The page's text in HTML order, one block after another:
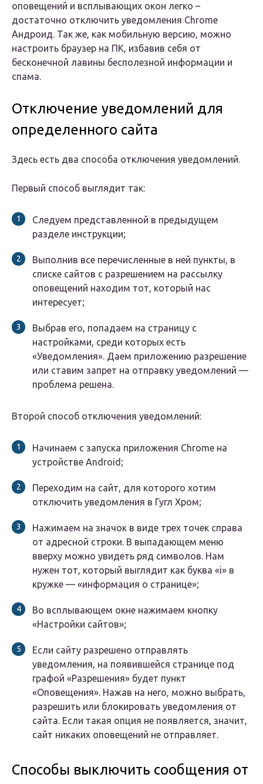
оповещений и всплывающих окон легко –
достаточно отключить уведомления Chrome
Андроид. Так же, как мобильную версию, можно
настроить браузер на ПК, избавив себя от
бесконечной лавины бесполезной информации и
спама.
Отключение уведомлений для
определенного сайта
Здесь есть два способа отключения уведомлений.
Первый способ выглядит так:
Следуем представленной в предыдущем
разделе инструкции;
Выполнив все перечисленные в ней пункты, в
списке сайтов с разрешением на рассылку
оповещений находим тот, который нас
интересует;
Выбрав его, попадаем на страницу с
настройками, среди которых есть
«Уведомления». Даем приложению разрешение
или ставим запрет на отправку уведомлений —
проблема решена.
Второй способ отключения уведомлений:
Начинаем с запуска приложения Chrome на
устройстве Android;
Переходим на сайт, для которого хотим
отключить уведомления в Гугл Хром;
Нажимаем на значок в виде трех точек справа
от адресной строки. В выпадающем меню
вверху можно увидеть ряд символов. Нам
нужен тот, который выглядит как буква «i» в
кружке — «информация о странице»;
Во всплывающем окне нажимаем кнопку
«Настройки сайтов»;
Если сайту разрешено отправлять
уведомления, на появившейся странице под
графой «Разрешения» будет пункт
«Оповещения». Нажав на него, можно выбрать,
разрешить или блокировать уведомления от
сайта. Если такая опция не появляется, значит,
сайт никаких оповещений не отправляет.
Способы выключить сообщения от